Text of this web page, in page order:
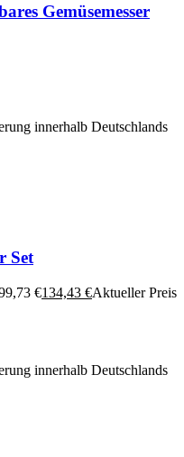
Gemüsemesser
innerhalb Deutschlands
Set
€134,43 €Aktueller Preis
innerhalb Deutschlands